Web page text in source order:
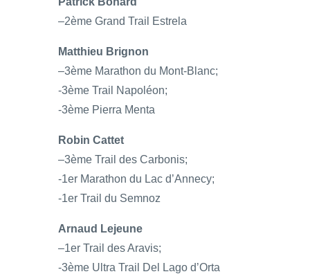
–2ème Grand Trail Estrela
Matthieu Brignon
–3ème Marathon du Mont-Blanc;
-3ème Trail Napoléon;
-3ème Pierra Menta
Robin Cattet
–3ème Trail des Carbonis;
-1er Marathon du Lac d’Annecy;
-1er Trail du Semnoz
Arnaud Lejeune
–1er Trail des Aravis;
-3ème Ultra Trail Del Lago d’Orta